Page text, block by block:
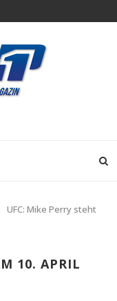
UFC: Mike Perry steht
10. APRIL